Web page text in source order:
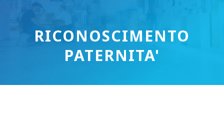
RICONOSCIMENTO
PATERNITA'